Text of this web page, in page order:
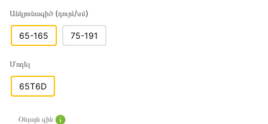
Անկյունագիծ (դույմ/սմ)
65-165 75-191
Մոդել
65T6D
Օնլայն գին